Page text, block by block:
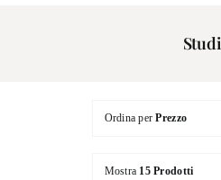
Studi
Ordina perPrezzo
Mostra 15 Prodotti